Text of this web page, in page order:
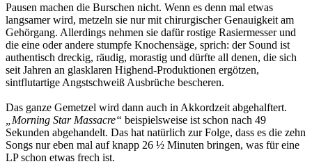
Pausen machen die Burschen nicht. Wenn es denn mal etwas
langsamer wird, metzeln sie nur mit chirurgischer Genauigkeit am
Gehörgang. Allerdings nehmen sie dafür rostige Rasiermesser und
die eine oder andere stumpfe Knochensäge, sprich: der Sound ist
authentisch dreckig, räudig, morastig und dürfte all denen, die sich
seit Jahren an glasklaren Highend-Produktionen ergötzen,
sintflutartige Angstschweiß Ausbrüche bescheren.
Das ganze Gemetzel wird dann auch in Akkordzeit abgehalftert.
„Morning Star Massacre“ beispielsweise ist schon nach 49
Sekunden abgehandelt. Das hat natürlich zur Folge, dass es die zehn
Songs nur eben mal auf knapp 26 ½ Minuten bringen, was für eine
LP schon etwas frech ist.